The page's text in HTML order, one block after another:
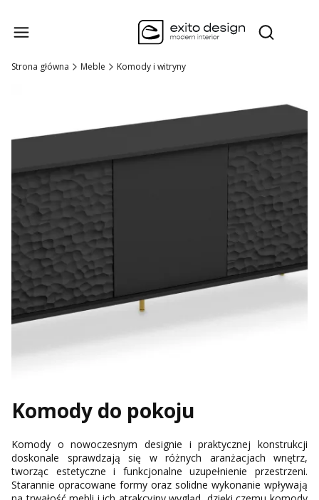
Otwórz
Strona główna Meble Komody i witryny
Komody do pokoju
Komody o nowoczesnym designie i praktycznej konstrukcji
doskonale sprawdzają się w różnych aranżacjach wnętrz,
tworząc estetyczne i funkcjonalne uzupełnienie przestrzeni.
Starannie opracowane formy oraz solidne wykonanie wpływają